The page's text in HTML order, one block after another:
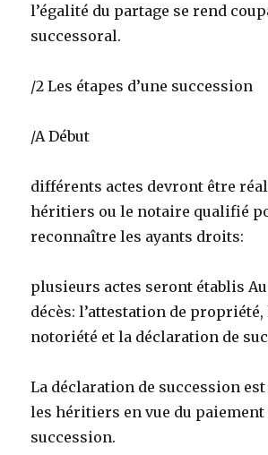
l’égalité du partage se rend
successoral.
/2 Les étapes d’une succession
/A Début
différents actes devront être
héritiers ou le notaire qualifié
reconnaître les ayants droits:
plusieurs actes seront établis
décès: l’attestation de propriété,
notoriété et la déclaration de
La déclaration de succession
les héritiers en vue du paiement
succession.